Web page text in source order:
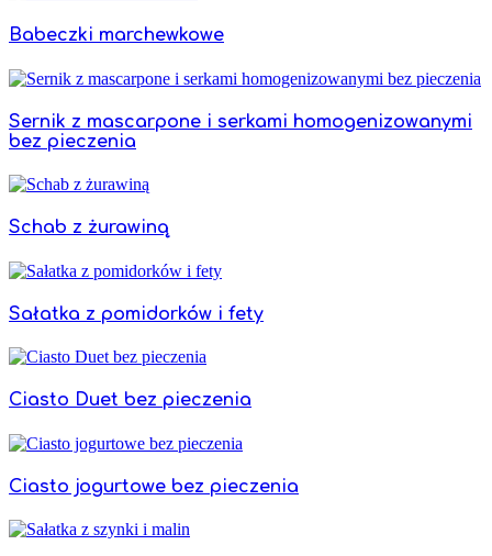
Babeczki marchewkowe
Sernik z mascarpone i serkami homogenizowanymi
bez pieczenia
Schab z żurawiną
Sałatka z pomidorków i fety
Ciasto Duet bez pieczenia
Ciasto jogurtowe bez pieczenia